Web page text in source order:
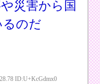
災害から国
るのだ
ID:U+KcGdmx0